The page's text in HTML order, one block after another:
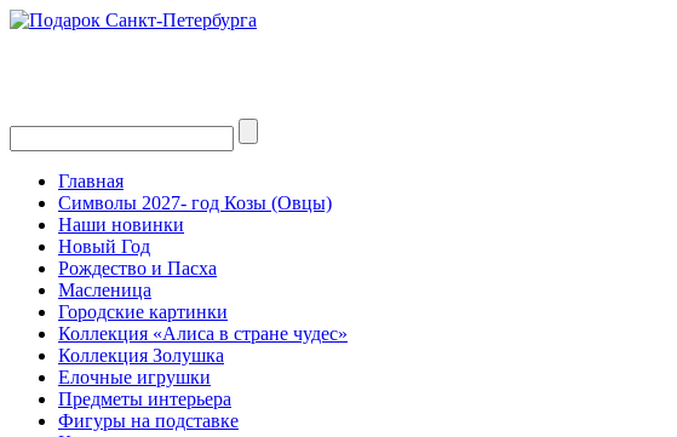
Главная
Символы 2027- год Козы (Овцы)
Наши новинки
Новый Год
Рождество и Пасха
Масленица
Городские картинки
Коллекция «Алиса в стране чудес»
Коллекция Золушка
Елочные игрушки
Предметы интерьера
Фигуры на подставке